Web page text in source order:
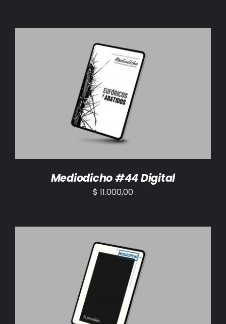
AÑADIR AL CARRITO /
Mediodicho #44 Digital
$ 11.000,00
AÑADIR AL CARRITO /